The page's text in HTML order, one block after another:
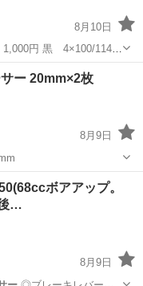
8月10日
円 黒 4×100/114.3
ー 20mm×2枚
8月9日
イール
ボアアップ。
…
8月9日